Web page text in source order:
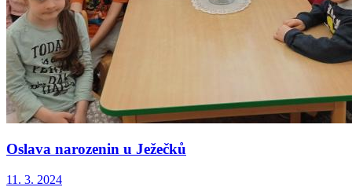
Oslava narozenin u Ježečků
11. 3. 2024